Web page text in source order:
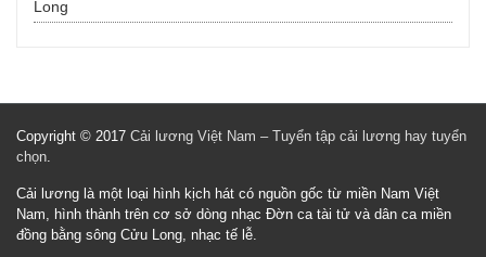
Long
Copyright © 2017 Cải lương Việt Nam – Tuyển tập cải lương hay tuyển
chọn.
Cải lương là một loại hình kịch hát có nguồn gốc từ miền Nam Việt
Nam, hình thành trên cơ sở dòng nhạc Đờn ca tài tử và dân ca miền
đồng bằng sông Cửu Long, nhạc tế lễ.